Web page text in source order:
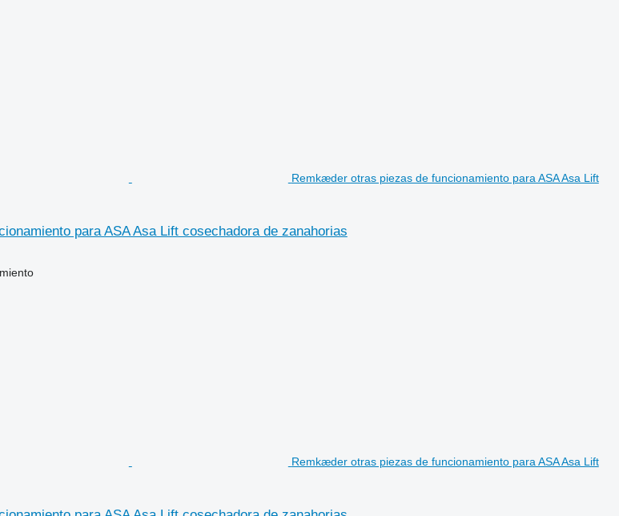
Remkæder otras piezas de funcionamiento para ASA Asa Lift
para ASA Asa Lift cosechadora de zanahorias
Remkæder otras piezas de funcionamiento para ASA Asa Lift